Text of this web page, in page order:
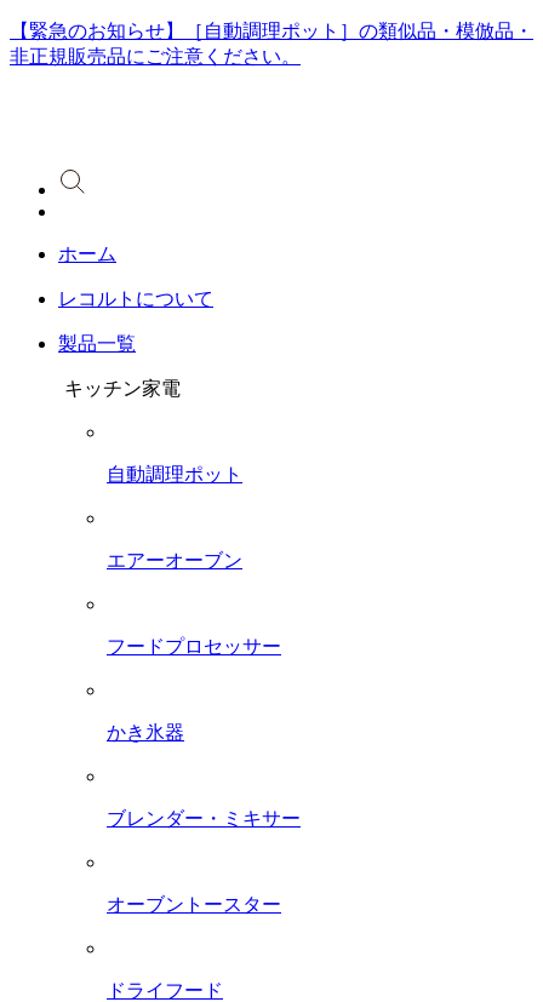
【緊急のお知らせ】［自動調理ポット］の類似品・模倣品・
非正規販売品にご注意ください。
ホーム
レコルトについて
製品一覧
キッチン家電
自動調理ポット
エアーオーブン
フードプロセッサー
かき氷器
ブレンダー・ミキサー
オーブントースター
ドライフード